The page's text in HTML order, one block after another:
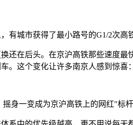
有城市获得了最小路号的G1/2次高
还在后头。在京沪高铁那些速度
。这个变化让许多南京人感到惊
身一变成为京沪高铁上的网红"标